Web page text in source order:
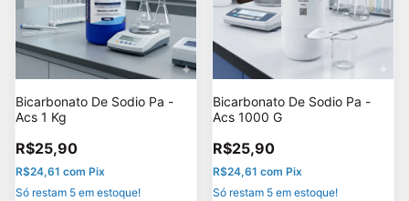
Bicarbonato De Sodio Pa -
Acs 1 Kg
R$25,90
R$24,61 com Pix
Só restam 5 em estoque!
Bicarbonato De Sodio Pa -
Acs 1000 G
R$25,90
R$24,61 com Pix
Só restam 5 em estoque!